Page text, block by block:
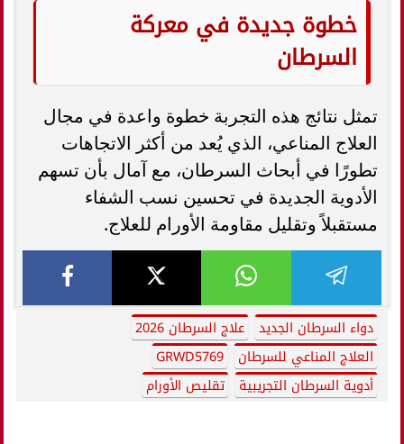
خطوة جديدة في معركة
السرطان
تمثل نتائج هذه التجربة خطوة واعدة في مجال
العلاج المناعي، الذي يُعد من أكثر الاتجاهات
تطورًا في أبحاث السرطان، مع آمال بأن تسهم
الأدوية الجديدة في تحسين نسب الشفاء
مستقبلاً وتقليل مقاومة الأورام للعلاج.
دواء السرطان الجديد
علاج السرطان 2026
العلاج المناعي للسرطان
GRWD5769
أدوية السرطان التجريبية
تقليص الأورام